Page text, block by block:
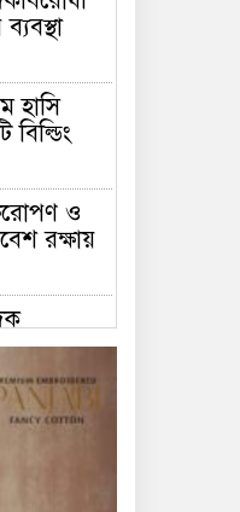
হাসি
বিল্ডিং
ও
রক্ষায়
জাল জব্দ